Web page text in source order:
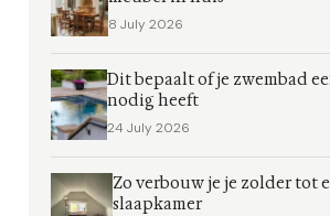
8 July 2026
Dit bepaalt of je zwembad
nodig heeft
24 July 2026
Zo verbouw je je zolder tot
slaapkamer